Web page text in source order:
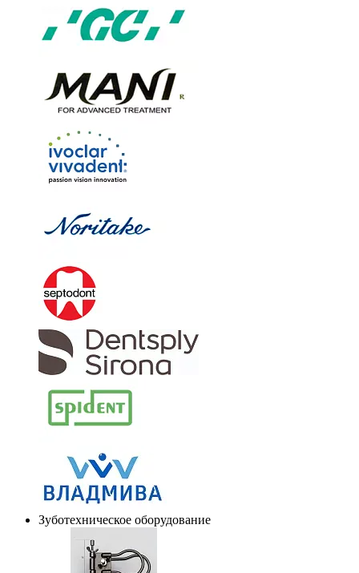
Зуботехническое оборудование